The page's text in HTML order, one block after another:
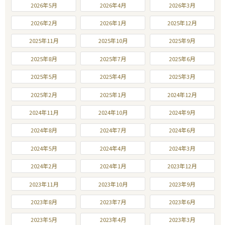
2026年5月 2026年4月 2026年3月
2026年2月 2026年1月 2025年12月
2025年11月 2025年10月 2025年9月
2025年8月 2025年7月 2025年6月
2025年5月 2025年4月 2025年3月
2025年2月 2025年1月 2024年12月
2024年11月 2024年10月 2024年9月
2024年8月 2024年7月 2024年6月
2024年5月 2024年4月 2024年3月
2024年2月 2024年1月 2023年12月
2023年11月 2023年10月 2023年9月
2023年8月 2023年7月 2023年6月
2023年5月 2023年4月 2023年3月